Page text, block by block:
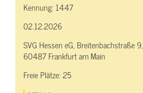
Kennung: 1447
02.12.2026
SVG Hessen eG, Breitenbachstraße 9,
60487 Frankfurt am Main
Freie Plätze:25